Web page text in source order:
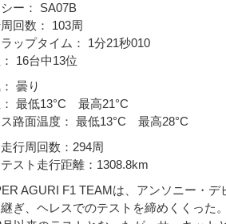
ー： SA07B
回数： 103周
ップタイム： 1分21秒010
16台中13位
曇り
最低13°C 最高21°C
ス路面温度： 最低13°C 最高28°C
行周回数：294周
スト走行距離：1308.8km
AGURI F1 TEAMは、アンソニー・
ぎ、ヘレスでのテストを締めくくった